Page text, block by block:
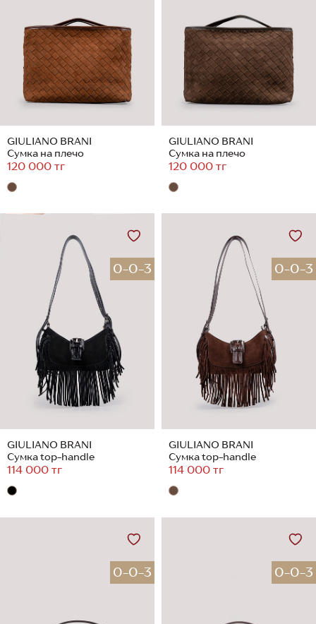
GIULIANO BRANI
Сумка на плечо
120 000 тг
GIULIANO BRANI
Сумка на плечо
120 000 тг
0-0-3
GIULIANO BRANI
Сумка top-handle
114 000 тг
0-0-3
GIULIANO BRANI
Сумка top-handle
114 000 тг
0-0-3 0-0-3